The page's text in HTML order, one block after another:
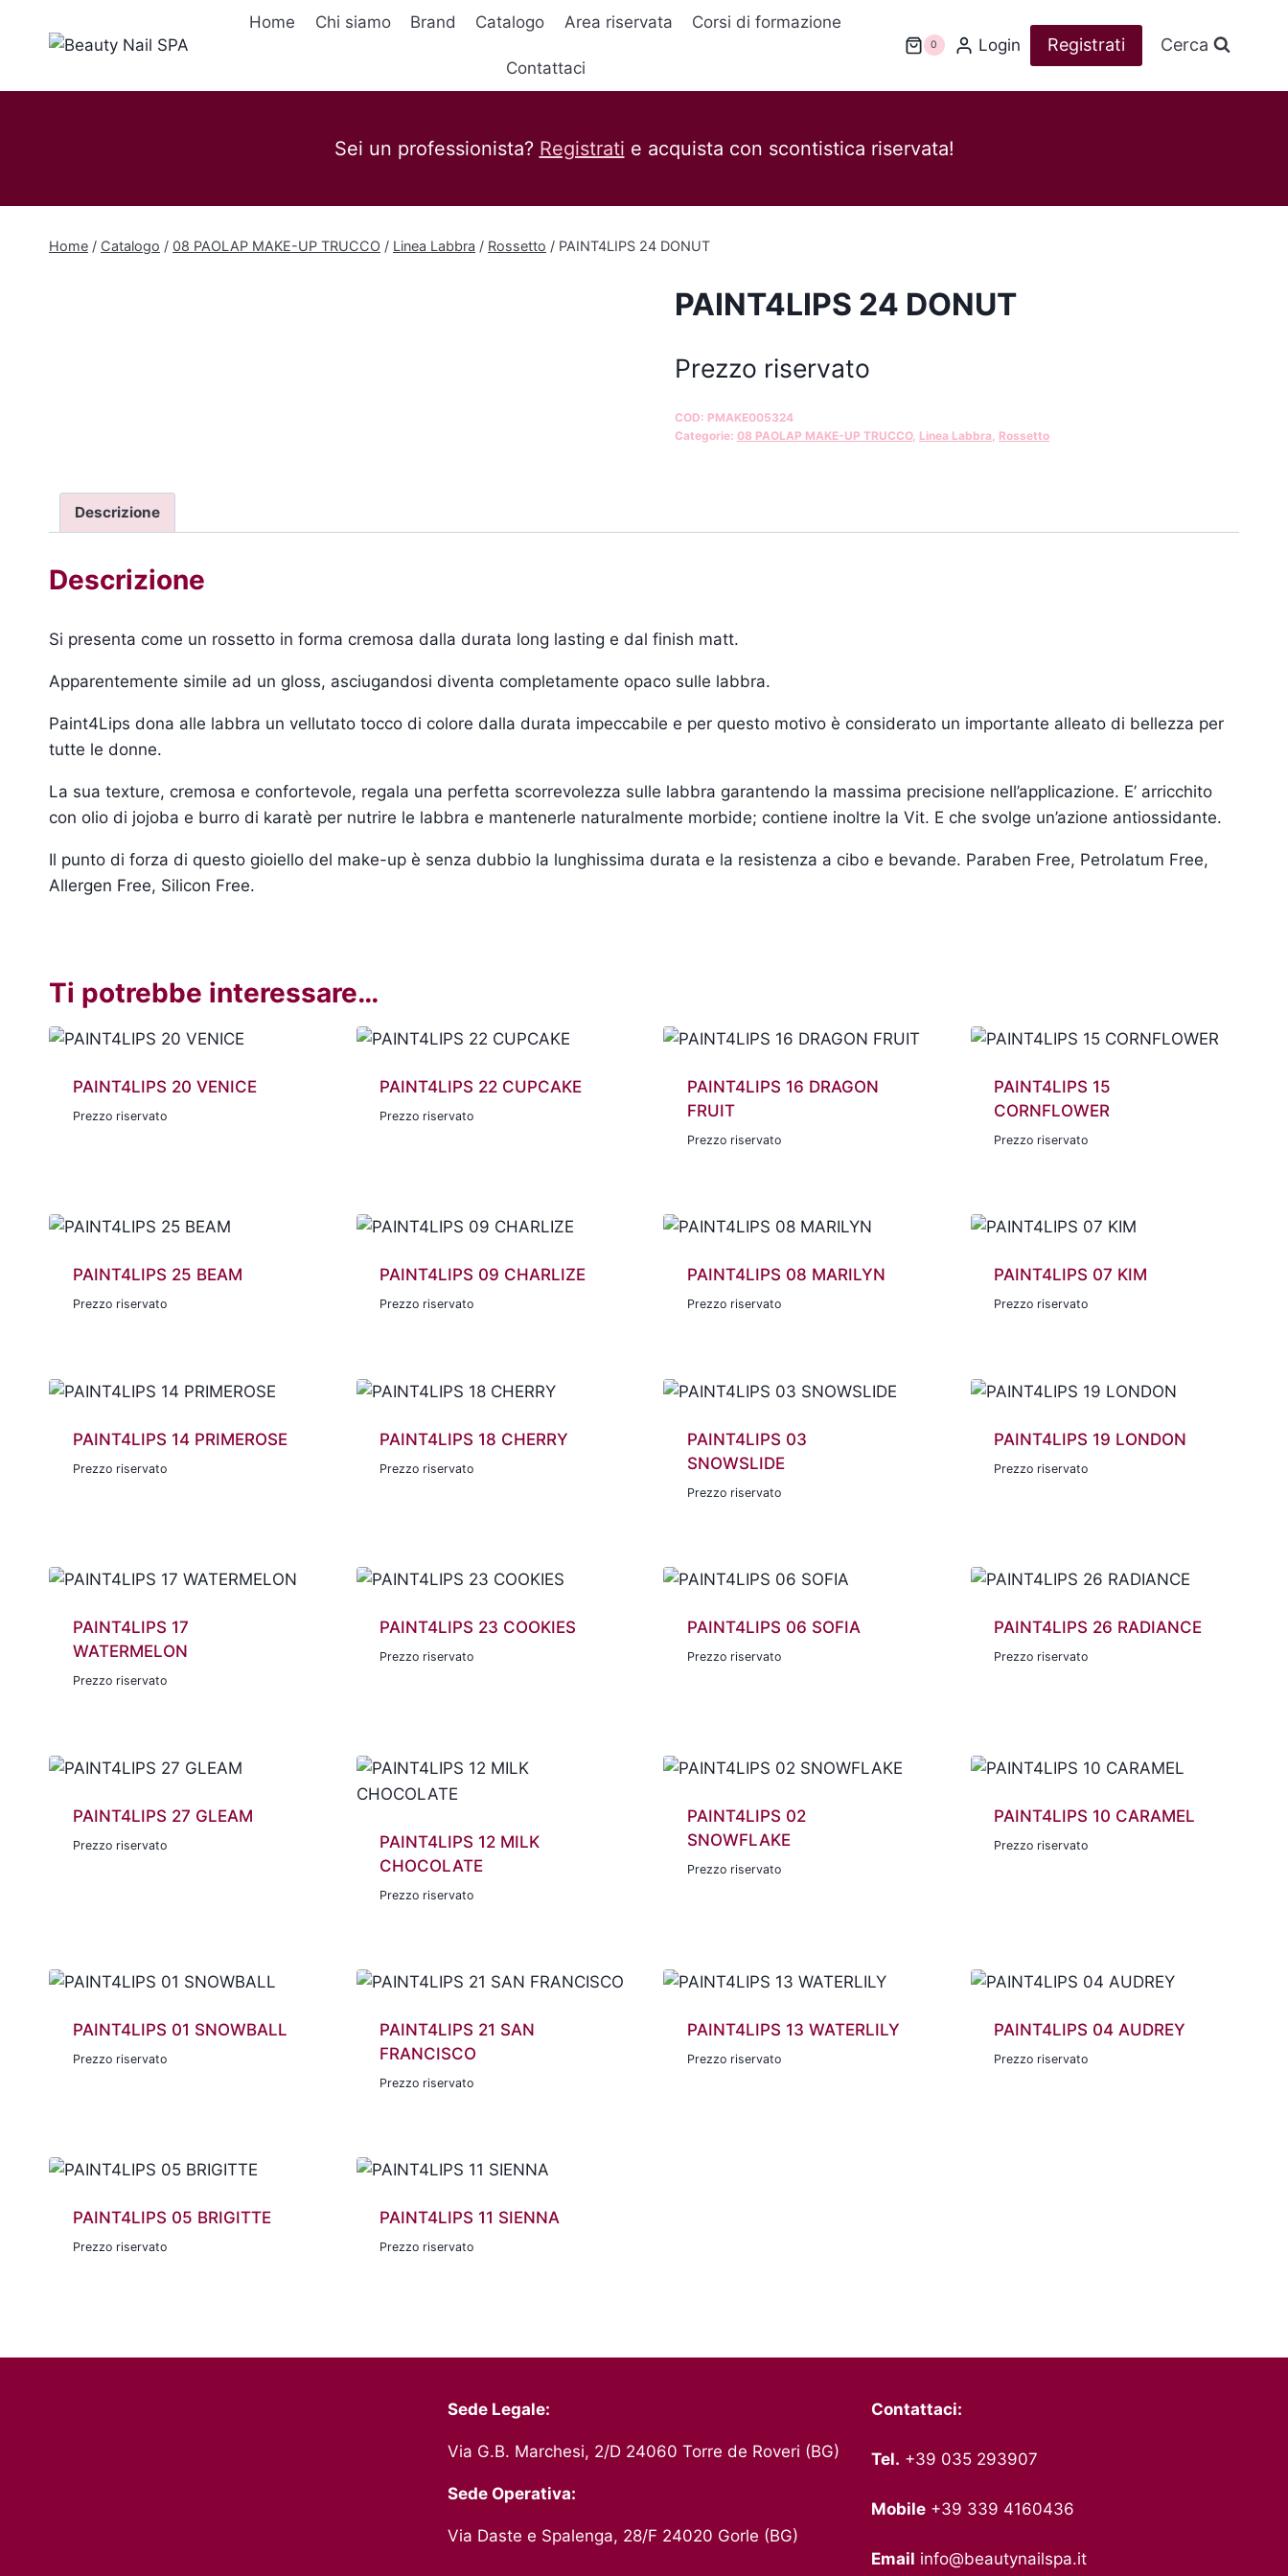
Home Chi siamo Brand Catalogo Area riservata Corsi di formazione
Contattaci
0 Login Registrati Cerca
Sei un professionista? Registrati e acquista con scontistica riservata!
Home / Catalogo / 08 PAOLAP MAKE-UP TRUCCO / Linea Labbra / Rossetto / PAINT4LIPS 24 DONUT
PAINT4LIPS 24 DONUT
Prezzo riservato
COD: PMAKE005324
Categorie: 08 PAOLAP MAKE-UP TRUCCO, Linea Labbra, Rossetto
Descrizione
Descrizione
Si presenta come un rossetto in forma cremosa dalla durata long lasting e dal finish matt.
Apparentemente simile ad un gloss, asciugandosi diventa completamente opaco sulle labbra.
Paint4Lips dona alle labbra un vellutato tocco di colore dalla durata impeccabile e per questo motivo è considerato un importante alleato di bellezza per
tutte le donne.
La sua texture, cremosa e confortevole, regala una perfetta scorrevolezza sulle labbra garantendo la massima precisione nell’applicazione. E’ arricchito
con olio di jojoba e burro di karatè per nutrire le labbra e mantenerle naturalmente morbide; contiene inoltre la Vit. E che svolge un’azione antiossidante.
Il punto di forza di questo gioiello del make-up è senza dubbio la lunghissima durata e la resistenza a cibo e bevande. Paraben Free, Petrolatum Free,
Allergen Free, Silicon Free.
Ti potrebbe interessare…
PAINT4LIPS 20 VENICE
Prezzo riservato
PAINT4LIPS 22 CUPCAKE
Prezzo riservato
PAINT4LIPS 16 DRAGON
FRUIT
Prezzo riservato
PAINT4LIPS 15
CORNFLOWER
Prezzo riservato
PAINT4LIPS 25 BEAM
Prezzo riservato
PAINT4LIPS 09 CHARLIZE
Prezzo riservato
PAINT4LIPS 08 MARILYN
Prezzo riservato
PAINT4LIPS 07 KIM
Prezzo riservato
PAINT4LIPS 14 PRIMEROSE
Prezzo riservato
PAINT4LIPS 18 CHERRY
Prezzo riservato
PAINT4LIPS 03
SNOWSLIDE
Prezzo riservato
PAINT4LIPS 19 LONDON
Prezzo riservato
PAINT4LIPS 17
WATERMELON
Prezzo riservato
PAINT4LIPS 23 COOKIES
Prezzo riservato
PAINT4LIPS 06 SOFIA
Prezzo riservato
PAINT4LIPS 26 RADIANCE
Prezzo riservato
PAINT4LIPS 27 GLEAM
Prezzo riservato
PAINT4LIPS 12 MILK
CHOCOLATE
Prezzo riservato
PAINT4LIPS 02
SNOWFLAKE
Prezzo riservato
PAINT4LIPS 10 CARAMEL
Prezzo riservato
PAINT4LIPS 01 SNOWBALL
Prezzo riservato
PAINT4LIPS 21 SAN
FRANCISCO
Prezzo riservato
PAINT4LIPS 13 WATERLILY
Prezzo riservato
PAINT4LIPS 04 AUDREY
Prezzo riservato
PAINT4LIPS 05 BRIGITTE
Prezzo riservato
PAINT4LIPS 11 SIENNA
Prezzo riservato
Sede Legale:
Via G.B. Marchesi, 2/D 24060 Torre de Roveri (BG)
Sede Operativa:
Via Daste e Spalenga, 28/F 24020 Gorle (BG)
Contattaci:
Tel. +39 035 293907
Mobile +39 339 4160436
Email info@beautynailspa.it